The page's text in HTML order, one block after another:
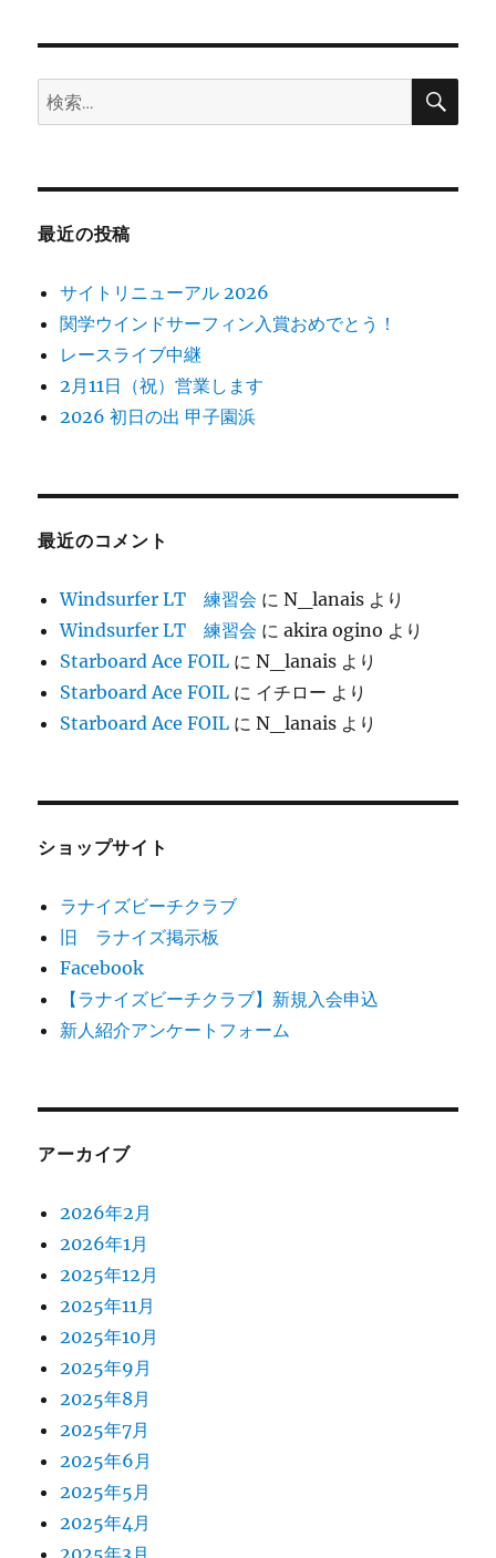
ン
検
索:
検
最近の投稿
サイトリニューアル 2026
関学ウインドサーフィン入賞おめでとう！
レースライブ中継
2月11日（祝）営業します
2026 初日の出 甲子園浜
最近のコメント
Windsurfer LT 練習会 にN_lanais より
Windsurfer LT 練習会 にakira ogino より
Starboard Ace FOIL にN_lanais より
Starboard Ace FOIL に イチロー より
Starboard Ace FOIL にN_lanais より
ショップサイト
ラナイズビーチクラブ
旧 ラナイズ掲示板
Facebook
【ラナイズビーチクラブ】新規入会申込
新人紹介アンケートフォーム
アーカイブ
2026年2月
2026年1月
2025年12月
2025年11月
2025年10月
2025年9月
2025年8月
2025年7月
2025年6月
2025年5月
2025年4月